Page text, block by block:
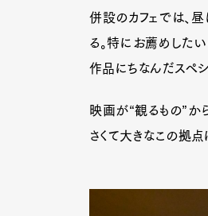
併設のカフェでは、
る。特にお薦めした
作品にちなんだスペ
映画が“観るもの”か
さくて大きなこの拠